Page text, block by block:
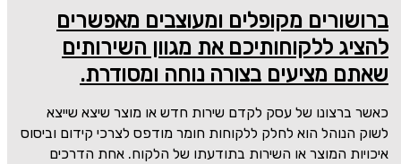
ברושורים מקופלים ומעוצבים מאפשרים
להציג ללקוחותיכם את מגוון השירותים
שאתם מציעים בצורה נוחה ומסודרת.
כאשר ברצונו של עסק לקדם שירות חדש או מוצר שיצא שייצא
לשוק הנוהל הוא לחלק ללקוחות חומר מודפס לצרכי קידום וביסוס
איכויות המוצר או השירות בתודעתו של הלקוח. אחת הדרכים